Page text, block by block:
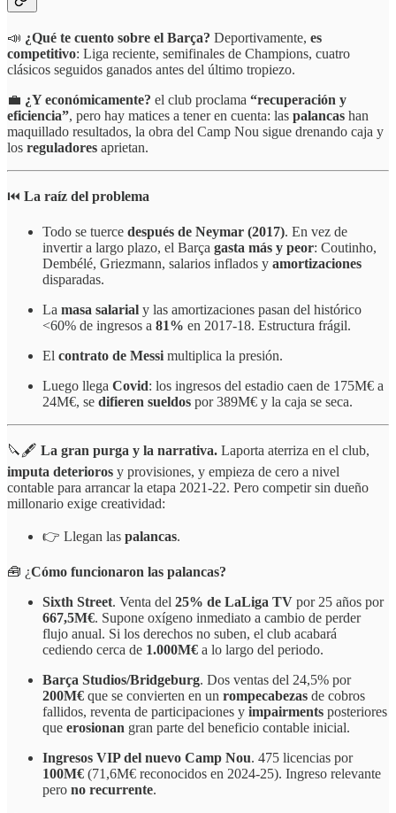
📣 ¿Qué te cuento sobre el Barça? Deportivamente, es
competitivo: Liga reciente, semifinales de Champions, cuatro
clásicos seguidos ganados antes del último tropiezo.
💼 ¿Y económicamente? el club proclama “recuperación y
eficiencia”, pero hay matices a tener en cuenta: las palancas han
maquillado resultados, la obra del Camp Nou sigue drenando caja y
los reguladores aprietan.
⏮️ La raíz del problema
Todo se tuerce después de Neymar (2017). En vez de
invertir a largo plazo, el Barça gasta más y peor: Coutinho,
Dembélé, Griezmann, salarios inflados y amortizaciones
disparadas.
La masa salarial y las amortizaciones pasan del histórico
<60% de ingresos a 81% en 2017-18. Estructura frágil.
El contrato de Messi multiplica la presión.
Luego llega Covid: los ingresos del estadio caen de 175M€ a
24M€, se difieren sueldos por 389M€ y la caja se seca.
🔪🖋️ La gran purga y la narrativa. Laporta aterriza en el club,
imputa deterioros y provisiones, y empieza de cero a nivel
contable para arrancar la etapa 2021-22. Pero competir sin dueño
millonario exige creatividad:
👉 Llegan las palancas.
🧰 ¿Cómo funcionaron las palancas?
Sixth Street. Venta del 25% de LaLiga TV por 25 años por
667,5M€. Supone oxígeno inmediato a cambio de perder
flujo anual. Si los derechos no suben, el club acabará
cediendo cerca de 1.000M€ a lo largo del periodo.
Barça Studios/Bridgeburg. Dos ventas del 24,5% por
200M€ que se convierten en un rompecabezas de cobros
fallidos, reventa de participaciones y impairments posteriores
que erosionan gran parte del beneficio contable inicial.
Ingresos VIP del nuevo Camp Nou. 475 licencias por
100M€ (71,6M€ reconocidos en 2024-25). Ingreso relevante
pero no recurrente.